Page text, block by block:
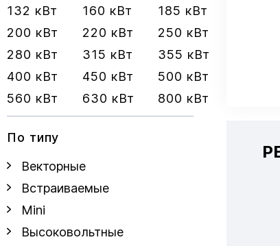
132 кВт
160 кВт
185 кВт
200 кВт
220 кВт
250 кВт
280 кВт
315 кВт
355 кВт
400 кВт
450 кВт
500 кВт
560 кВт
630 кВт 800 кВт
По типу
Векторные
Встраиваемые
Mini
Высоковольтные